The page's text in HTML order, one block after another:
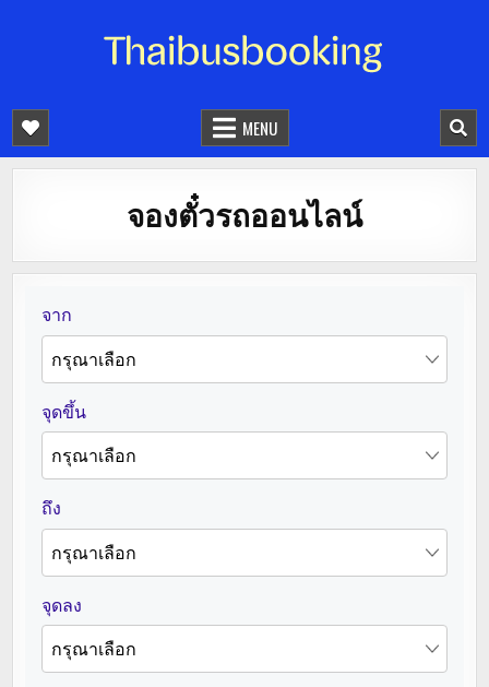
จองตั๋วรถออนไลน์ 24 ชั่วโมง
MENU
จองตั๋วรถออนไลน์